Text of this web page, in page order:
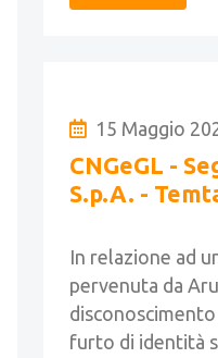
15 Maggio
CNGeGL -
S.p.A. -
In relazione ad
pervenuta da
furto di identità